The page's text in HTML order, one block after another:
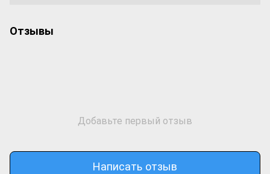
Отзывы
Добавьте первый отзыв
Написать отзыв